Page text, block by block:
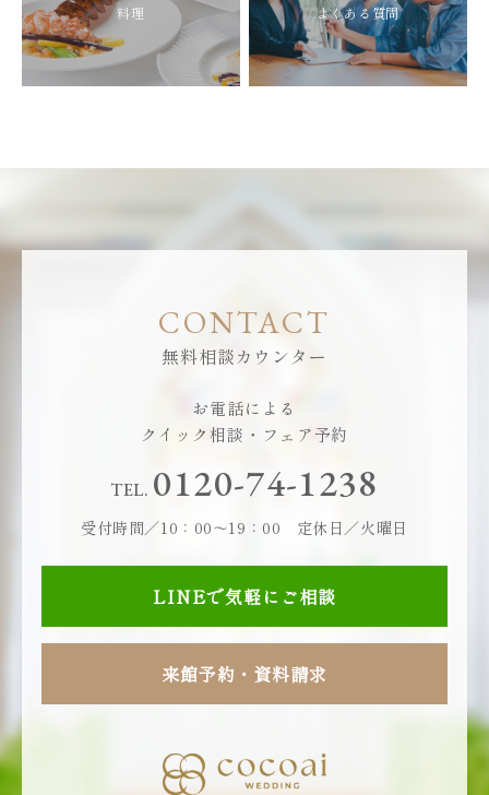
料理 よくある質問
CONTACT
無料相談カウンター
お電話による
クイック相談・フェア予約
TEL. 0120-74-1238
受付時間／10：00～19：00 定休日／火曜日
LINEで気軽にご相談
来館予約・資料請求